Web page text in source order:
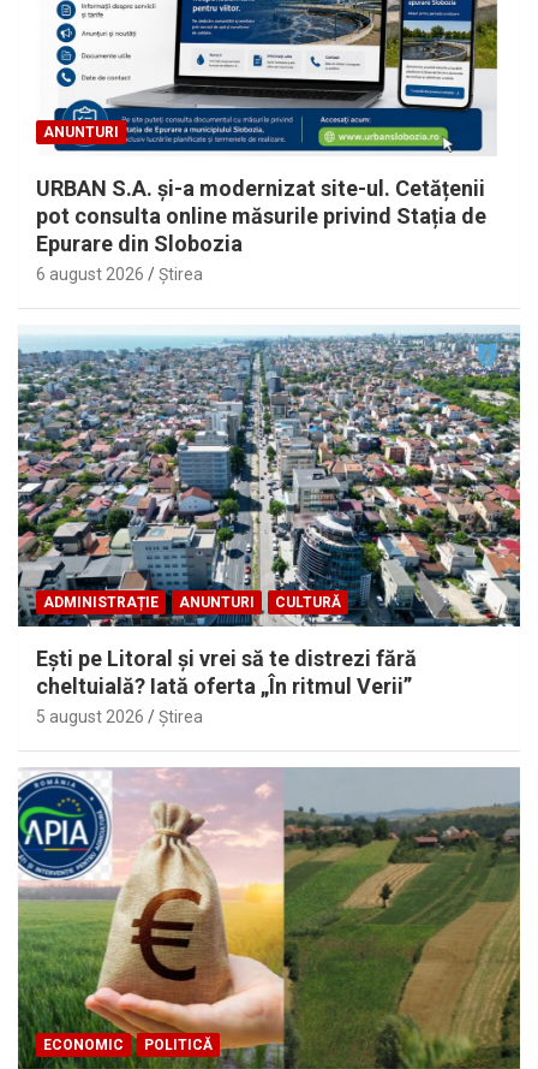
ANUNTURI
URBAN S.A. și-a modernizat site-ul. Cetățenii
pot consulta online măsurile privind Stația de
Epurare din Slobozia
6 august 2026 Ştirea
ADMINISTRAȚIE ANUNTURI CULTURĂ
Eşti pe Litoral şi vrei să te distrezi fără
cheltuială? Iată oferta „În ritmul Verii”
5 august 2026 Ştirea
ECONOMIC POLITICĂ